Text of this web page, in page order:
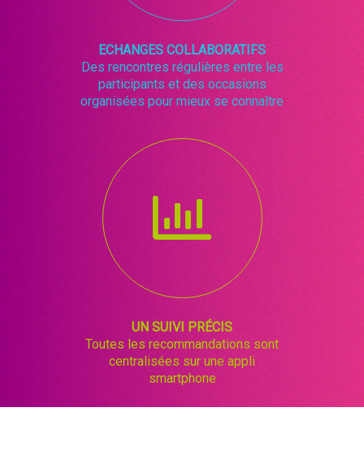
ECHANGES COLLABORATIFS
Des rencontres régulières entre les
participants et des occasions
organisées pour mieux se connaître
UN SUIVI PRÉCIS
Toutes les recommandations sont
centralisées sur une appli
smartphone